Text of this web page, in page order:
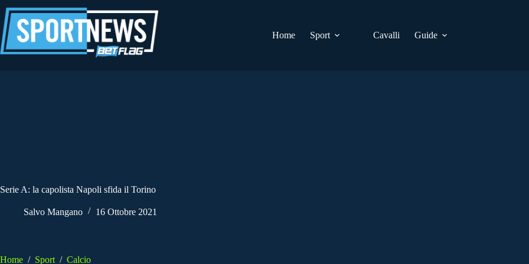
al
contenuto
Home
Sport Cavalli Guide
Serie A: la capolista Napoli sfida il Torino
Salvo Mangano 16 Ottobre 2021
Home / Sport / Calcio